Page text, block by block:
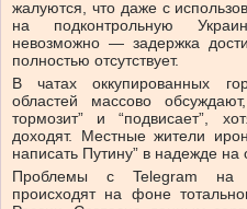
жалуются, что даже с
на подконтрольную
невозможно — задержка
полностью отсутствует.
В чатах оккупированных
областей массово
тормозит” и “подвисает”,
доходят. Местные жители
написать Путину” в надежде на
Проблемы с Telegram на
происходят на фоне